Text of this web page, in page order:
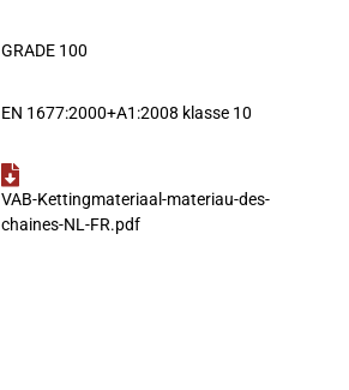
GRADE 100
EN 1677:2000+A1:2008 klasse 10
VAB-Kettingmateriaal-materiau-des-
chaines-NL-FR.pdf